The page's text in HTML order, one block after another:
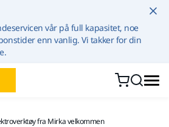
vår på full kapasitet, noe
enn vanlig. Vi takker for din
fra Mirka velkommen